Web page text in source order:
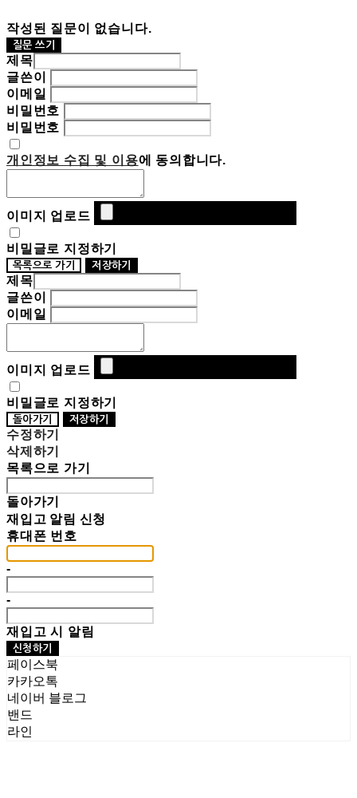
작성된 질문이 없습니다.
질문 쓰기
제목
글쓴이
이메일
비밀번호
비밀번호
개인정보 수집 및 이용에 동의합니다.
이미지 업로드
비밀글로 지정하기
목록으로 가기 저장하기
제목
글쓴이
이메일
이미지 업로드
비밀글로 지정하기
돌아가기 저장하기
수정하기
삭제하기
목록으로 가기
돌아가기
재입고 알림 신청
휴대폰 번호
-
-
재입고 시 알림
신청하기
페이스북
카카오톡
네이버 블로그
밴드
라인